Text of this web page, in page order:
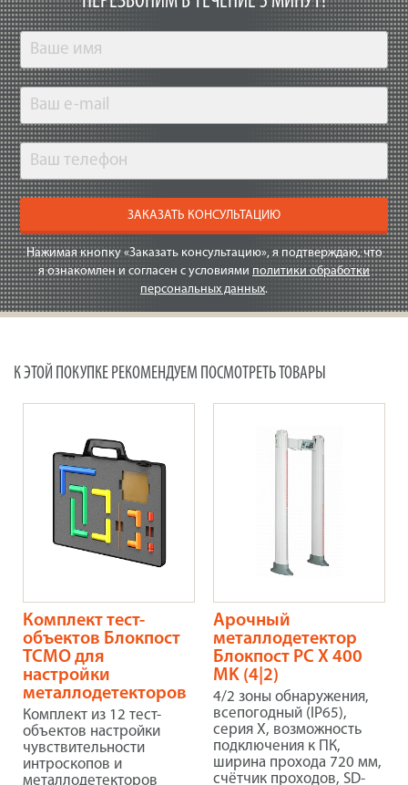
ЗАКАЗАТЬ КОНСУЛЬТАЦИЮ
Нажимая кнопку «Заказать консультацию», я подтверждаю, что
я ознакомлен и согласен с условиями политики обработки
персональных данных.
К ЭТОЙ ПОКУПКЕ РЕКОМЕНДУЕМ ПОСМОТРЕТЬ ТОВАРЫ
Комплект тест-
объектов Блокпост
ТСМО для
настройки
металлодетекторов
Комплект из 12 тест-
объектов настройки
чувствительности
интроскопов и
металлодетекторов
Арочный
металлодетектор
Блокпост PC X 400
MK (4|2)
4/2 зоны обнаружения,
всепогодный (IP65),
серия X, возможность
подключения к ПК,
ширина прохода 720 мм,
счётчик проходов, SD-